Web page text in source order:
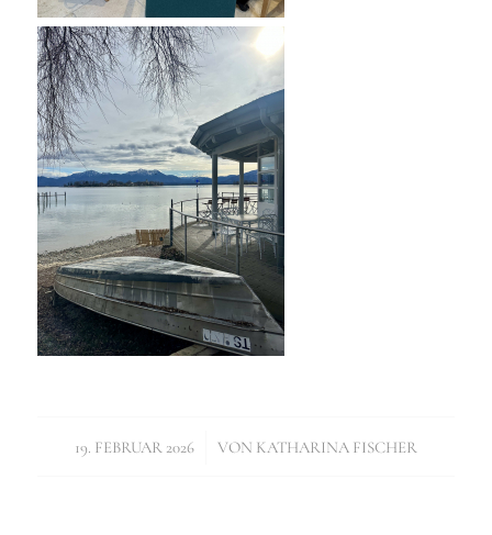
19. FEBRUAR 2026
/ VON KATHARINA FISCHER